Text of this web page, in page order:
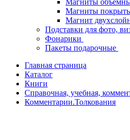
Магниты
Магниты
Магнит
Подставки для фото,
Фонарики
Пакеты подарочные
Главная страница
Каталог
Книги
Справочная, учебная,
Комментарии.Толкования